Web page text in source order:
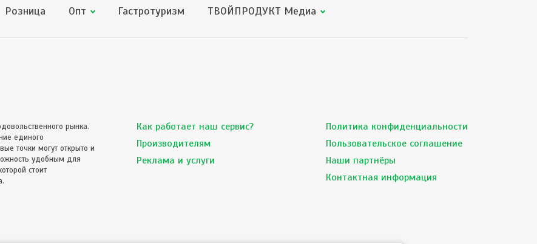
Розница Опт Гастротуризм ТВОЙПРОДУКТ Медиа
рынка.
единого
точки могут открыто и
удобным для
стоит
Как работает наш сервис?
Производителям
Реклама и услуги
Политика конфиденциальности
Пользовательское соглашение
Наши партнёры
Контактная информация